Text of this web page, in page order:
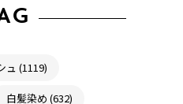
ュ (1119)
白髪染め (632)